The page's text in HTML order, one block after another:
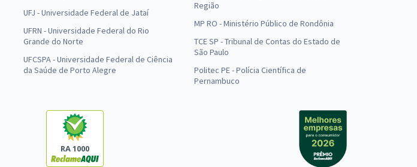
UFJ - Universidade Federal de Jataí
UFRN - Universidade Federal do Rio
Grande do Norte
UFCSPA - Universidade Federal de Ciência
da Saúde de Porto Alegre
Região
MP RO - Ministério Público de Rondônia
TCE SP - Tribunal de Contas do Estado de
São Paulo
Politec PE - Polícia Científica de
Pernambuco
RA 1000